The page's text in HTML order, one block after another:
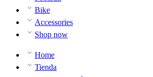
Bike
Accessories
Shop now
Home
Tienda